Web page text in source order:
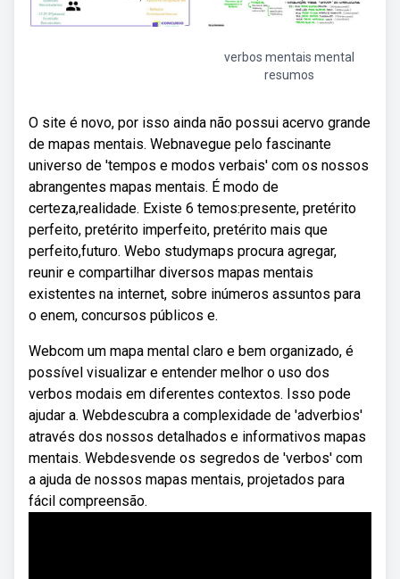
verbos mentais mental
resumos
O site é novo, por isso ainda não possui acervo grande
de mapas mentais. Webnavegue pelo fascinante
universo de 'tempos e modos verbais' com os nossos
abrangentes mapas mentais. É modo de
certeza,realidade. Existe 6 temos:presente, pretérito
perfeito, pretérito imperfeito, pretérito mais que
perfeito,futuro. Webo studymaps procura agregar,
reunir e compartilhar diversos mapas mentais
existentes na internet, sobre inúmeros assuntos para
o enem, concursos públicos e.
Webcom um mapa mental claro e bem organizado, é
possível visualizar e entender melhor o uso dos
verbos modais em diferentes contextos. Isso pode
ajudar a. Webdescubra a complexidade de 'adverbios'
através dos nossos detalhados e informativos mapas
mentais. Webdesvende os segredos de 'verbos' com
a ajuda de nossos mapas mentais, projetados para
fácil compreensão.